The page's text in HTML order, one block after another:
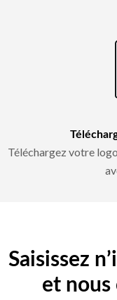
Téléchargez votre
Saisissez
et nous